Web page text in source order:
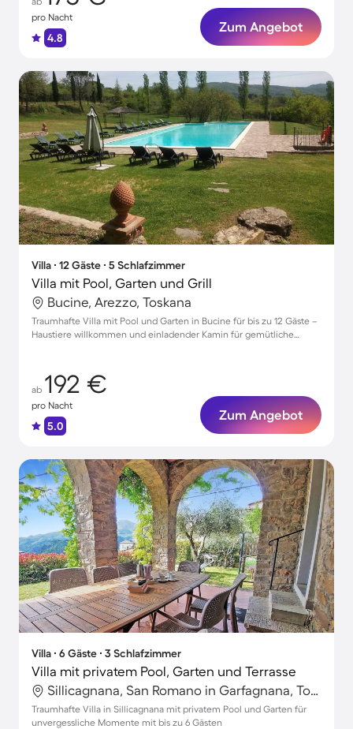
pro Nacht
4.8
Zum Angebot
Villa ∙ 12 Gäste ∙ 5 Schlafzimmer
Villa mit Pool, Garten und Grill
Bucine, Arezzo, Toskana
Traumhafte Villa mit Pool und Garten in Bucine für bis zu 12 Gäste –
Haustiere willkommen und einladender Kamin für gemütliche
ab 192 €
pro Nacht
5.0
Zum Angebot
Villa ∙ 6 Gäste ∙ 3 Schlafzimmer
Villa mit privatem Pool, Garten und Terrasse
Sillicagnana, San Romano in Garfagnana, Toskana
Traumhafte Villa in Sillicagnana mit privatem Pool und Garten für
unvergessliche Momente mit bis zu 6 Gästen